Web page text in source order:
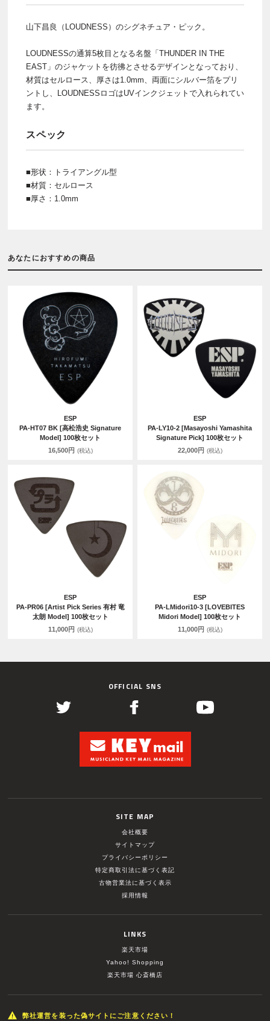
山下昌良（LOUDNESS）のシグネチュア・ピック。
LOUDNESSの通算5枚目となる名盤「THUNDER IN THE
EAST」のジャケットを彷彿とさせるデザインとなっており、
材質はセルロース、厚さは1.0mm、両面にシルバー箔をプリ
ントし、LOUDNESSロゴはUVインクジェットで入れられてい
ます。
スペック
■形状：トライアングル型
■材質：セルロース
■厚さ：1.0mm
あなたにおすすめの商品
ESP
PA-HT07 BK [高松浩史 Signature
Model] 100枚セット
16,500円 (税込)
ESP
PA-LY10-2 [Masayoshi Yamashita
Signature Pick] 100枚セット
22,000円 (税込)
ESP
PA-PR06 [Artist Pick Series 有村 竜
太朗 Model] 100枚セット
11,000円 (税込)
ESP
PA-LMidori10-3 [LOVEBITES
Midori Model] 100枚セット
11,000円 (税込)
OFFICIAL SNS
SITE MAP
会社概要
サイトマップ
プライバシーポリシー
特定商取引法に基づく表記
古物営業法に基づく表示
採用情報
LINKS
楽天市場
Yahoo! Shopping
楽天市場 心斎橋店
弊社運営を装った偽サイトにご注意ください！